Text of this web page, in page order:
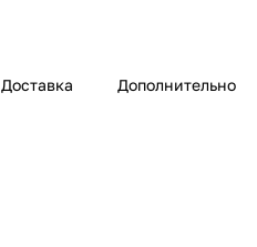
Доставка Дополнительно